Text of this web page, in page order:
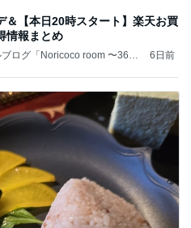
＆【本日20時スタート】楽天お買
情報まとめ
グ「Noricoco room 〜365
6日前